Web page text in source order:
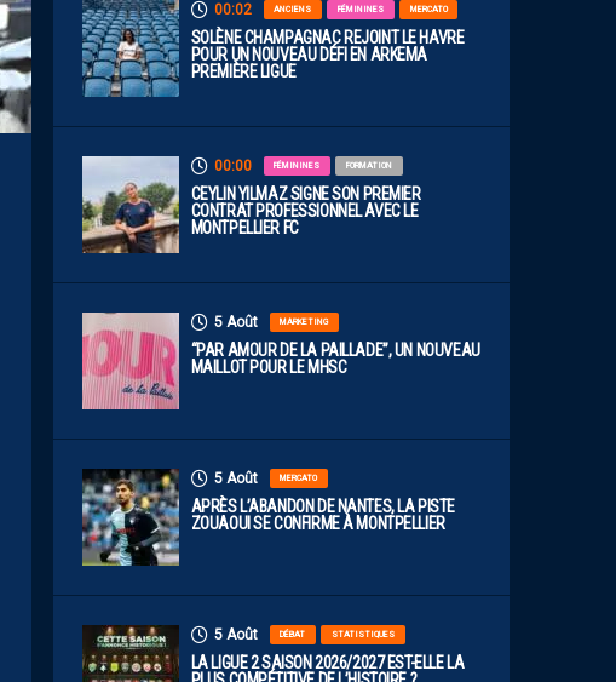
00:02 ANCIENS FÉMININES MERCATO
SOLÈNE CHAMPAGNAC REJOINT LE HAVRE
POUR UN NOUVEAU DÉFI EN ARKEMA
PREMIÈRE LIGUE
00:00 FÉMININES FORMATION
CEYLIN YILMAZ SIGNE SON PREMIER
CONTRAT PROFESSIONNEL AVEC LE
MONTPELLIER FC
5 Août MARKETING
“PAR AMOUR DE LA PAILLADE”, UN NOUVEAU
MAILLOT POUR LE MHSC
5 Août MERCATO
APRÈS L’ABANDON DE NANTES, LA PISTE
ZOUAOUI SE CONFIRME À MONTPELLIER
5 Août DÉBAT STATISTIQUES
LA LIGUE 2 SAISON 2026/2027 EST-ELLE LA